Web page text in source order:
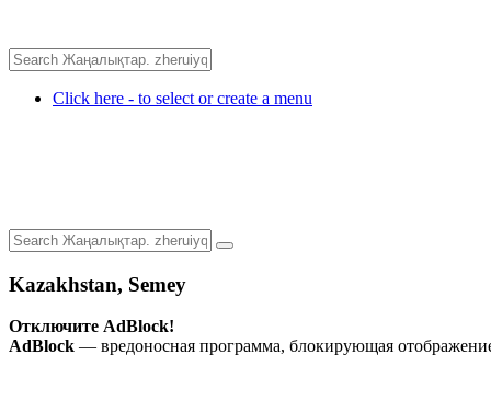
Click here - to select or create a menu
Kazakhstan, Semey
Отключите AdBlock!
AdBlock — вредоносная программа, блокирующая